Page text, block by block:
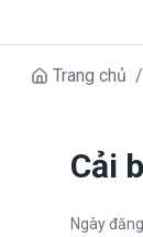
Trang chủ /
Cải
Ngày